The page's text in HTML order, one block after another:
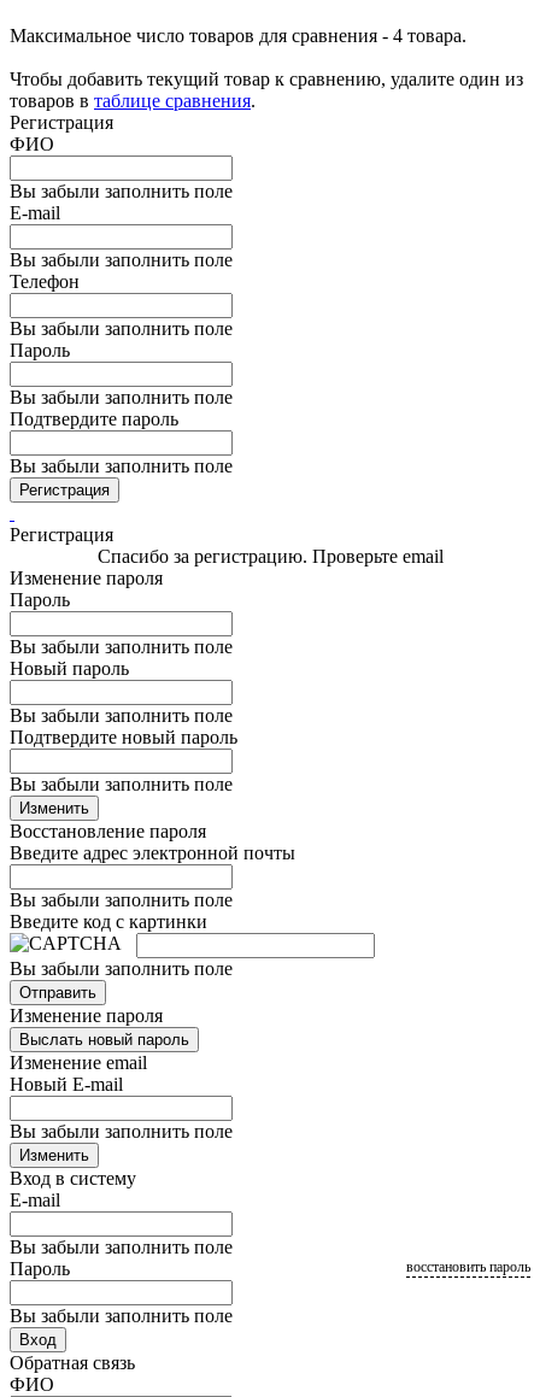
Максимальное число товаров для сравнения - 4 товара.
Чтобы добавить текущий товар к сравнению, удалите один из
товаров в таблице сравнения.
Регистрация
ФИО
Вы забыли заполнить поле
E-mail
Вы забыли заполнить поле
Телефон
Вы забыли заполнить поле
Пароль
Вы забыли заполнить поле
Подтвердите пароль
Вы забыли заполнить поле
Регистрация
Регистрация
Спасибо за регистрацию. Проверьте email
Изменение пароля
Пароль
Вы забыли заполнить поле
Новый пароль
Вы забыли заполнить поле
Подтвердите новый пароль
Вы забыли заполнить поле
Изменить
Восстановление пароля
Введите адрес электронной почты
Вы забыли заполнить поле
Введите код с картинки
Вы забыли заполнить поле
Отправить
Изменение пароля
Выслать новый пароль
Изменение email
Новый E-mail
Вы забыли заполнить поле
Изменить
Вход в систему
E-mail
Вы забыли заполнить поле
Пароль
Вы забыли заполнить поле
восстановить пароль
Вход
Обратная связь
ФИО